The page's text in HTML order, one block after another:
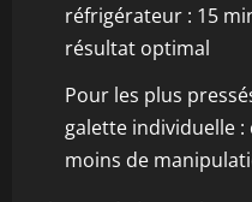
réfrigérateur : 15
résultat optimal
Pour les plus
galette individuelle
moins de